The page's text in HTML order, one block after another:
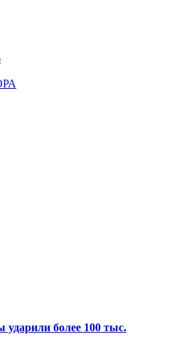
ударили более 100 тыс.